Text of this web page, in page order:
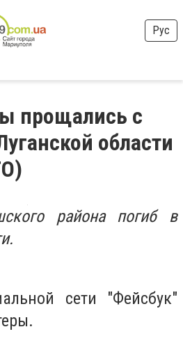
Рус
прощались с
области
района погиб в
сети "Фейсбук"